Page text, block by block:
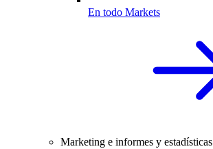
En todo Markets
Marketing e informes y estadísticas